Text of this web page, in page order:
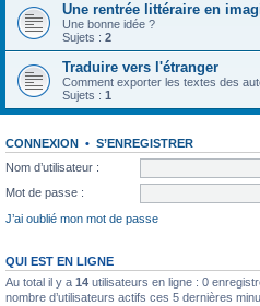
Une rentrée littéraire en
Une bonne idée ?
Sujets : 2
Traduire vers l'étranger
Comment exporter les textes des
Sujets : 1
CONNEXION • S’ENREGISTRER
Nom d’utilisateur :
Mot de passe :
J’ai oublié mon mot de passe
QUI EST EN LIGNE
Au total il y a 14 utilisateurs en ligne : 0
nombre d’utilisateurs actifs ces 5 dernières